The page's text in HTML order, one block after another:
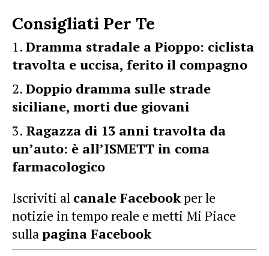
Consigliati Per Te
Dramma stradale a Pioppo: ciclista
travolta e uccisa, ferito il compagno
Doppio dramma sulle strade
siciliane, morti due giovani
Ragazza di 13 anni travolta da
un’auto: è all’ISMETT in coma
farmacologico
Iscriviti al canale Facebookper le
notizie in tempo reale e metti Mi Piace
sullapagina Facebook